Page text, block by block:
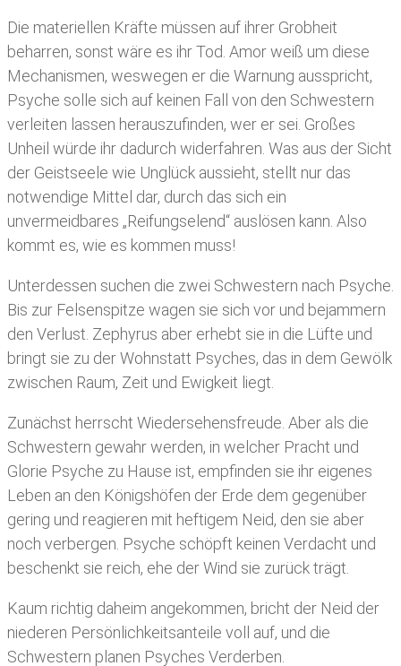
Die materiellen Kräfte müssen auf ihrer Grobheit
beharren, sonst wäre es ihr Tod. Amor weiß um diese
Mechanismen, weswegen er die Warnung ausspricht,
Psyche solle sich auf keinen Fall von den Schwestern
verleiten lassen herauszufinden, wer er sei. Großes
Unheil würde ihr dadurch widerfahren. Was aus der Sicht
der Geistseele wie Unglück aussieht, stellt nur das
notwendige Mittel dar, durch das sich ein
unvermeidbares „Reifungselend“ auslösen kann. Also
kommt es, wie es kommen muss!
Unterdessen suchen die zwei Schwestern nach Psyche.
Bis zur Felsenspitze wagen sie sich vor und bejammern
den Verlust. Zephyrus aber erhebt sie in die Lüfte und
bringt sie zu der Wohnstatt Psyches, das in dem Gewölk
zwischen Raum, Zeit und Ewigkeit liegt.
Zunächst herrscht Wiedersehensfreude. Aber als die
Schwestern gewahr werden, in welcher Pracht und
Glorie Psyche zu Hause ist, empfinden sie ihr eigenes
Leben an den Königshöfen der Erde dem gegenüber
gering und reagieren mit heftigem Neid, den sie aber
noch verbergen. Psyche schöpft keinen Verdacht und
beschenkt sie reich, ehe der Wind sie zurück trägt.
Kaum richtig daheim angekommen, bricht der Neid der
niederen Persönlichkeitsanteile voll auf, und die
Schwestern planen Psyches Verderben.